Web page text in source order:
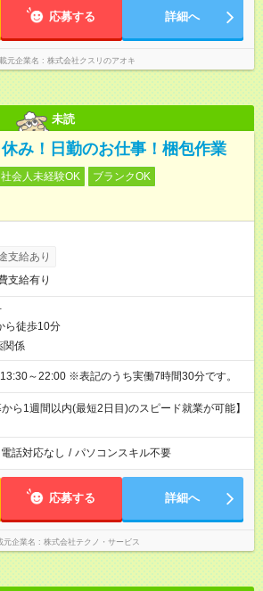
店舗の基本営業時間＞ 9時～22
より異なります。 ＜シフト例＞ 早番：8
00分 中番：11時～20時 遅番：13時～22時
応募する 詳細へ
元企業名 株式会社クスリのアオキ
未読
み！日勤のお仕事！梱包作業
社会人未経験OK
ブランクOK
支給あり
支給有り
ら徒歩10分
関係
8:30～17:00 13:30～22:00 ※表記のうち実働7時間30分です。
ら1週間以内(最短2日目)のスピード就業が可能】
電話対応なし / パソコンスキル不要
応募する 詳細へ
元企業名 株式会社テクノ・サービス